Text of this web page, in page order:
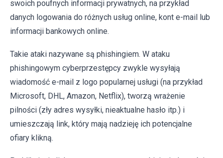
swoich poufnych informacji prywatnych, na przykład
danych logowania do różnych usług online, kont e-mail lub
informacji bankowych online.
Takie ataki nazywane są phishingiem. W ataku
phishingowym cyberprzestępcy zwykle wysyłają
wiadomość e-mail z logo popularnej usługi (na przykład
Microsoft, DHL, Amazon, Netflix), tworzą wrażenie
pilności (zły adres wysyłki, nieaktualne hasło itp.) i
umieszczają link, który mają nadzieję ich potencjalne
ofiary klikną.